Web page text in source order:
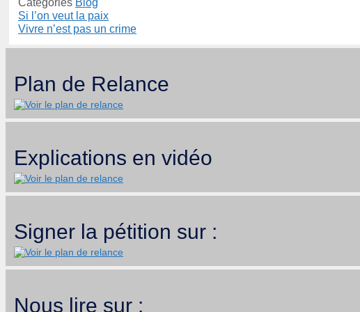
Catégories Blog
Si l’on veut la paix
Vivre n’est pas un crime
Plan de Relance
Explications en vidéo
Signer la pétition sur :
Nous lire sur :